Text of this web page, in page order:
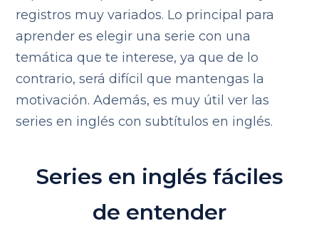
registros muy variados. Lo principal para
aprender es elegir una serie con una
temática que te interese, ya que de lo
contrario, será difícil que mantengas la
motivación. Además, es muy útil ver las
series en inglés con subtítulos en inglés.
Series en inglés fáciles
de entender